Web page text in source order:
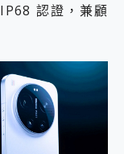
認證，兼顧